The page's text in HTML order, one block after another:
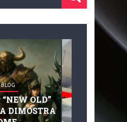
BLOG
OLD”
DIMOSTRA